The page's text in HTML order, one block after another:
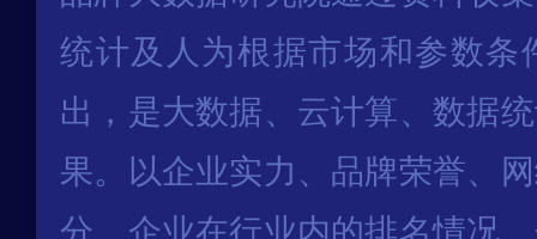
统计及人为根据市场和参数条
出，是大数据、云计算、数据
果。以企业实力、品牌荣誉、
分、企业在行业内的排名情况